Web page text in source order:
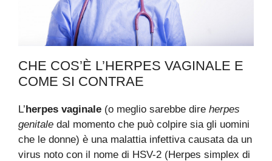
CHE COS’È L’HERPES VAGINALE E
COME SI CONTRAE
L’herpes vaginale (o meglio sarebbe dire herpes
genitale dal momento che può colpire sia gli uomini
che le donne) è una malattia infettiva causata da un
virus noto con il nome di HSV-2 (Herpes simplex di